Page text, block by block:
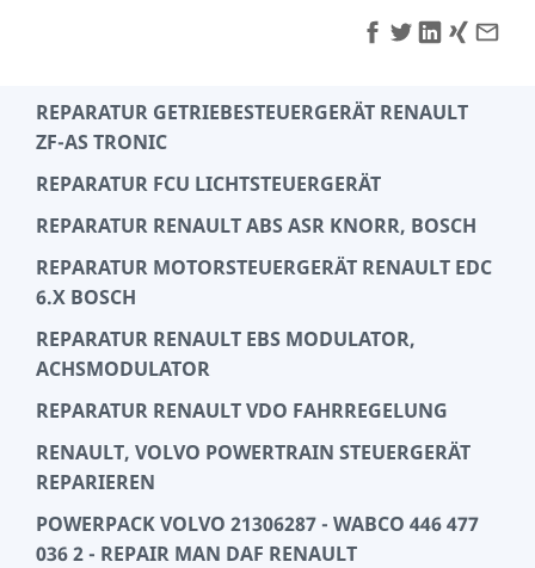
REPARATUR GETRIEBESTEUERGERÄT RENAULT
ZF-AS TRONIC
REPARATUR FCU LICHTSTEUERGERÄT
REPARATUR RENAULT ABS ASR KNORR, BOSCH
REPARATUR MOTORSTEUERGERÄT RENAULT EDC
6.X BOSCH
REPARATUR RENAULT EBS MODULATOR,
ACHSMODULATOR
REPARATUR RENAULT VDO FAHRREGELUNG
RENAULT, VOLVO POWERTRAIN STEUERGERÄT
REPARIEREN
POWERPACK VOLVO 21306287 - WABCO 446 477
036 2 - REPAIR MAN DAF RENAULT